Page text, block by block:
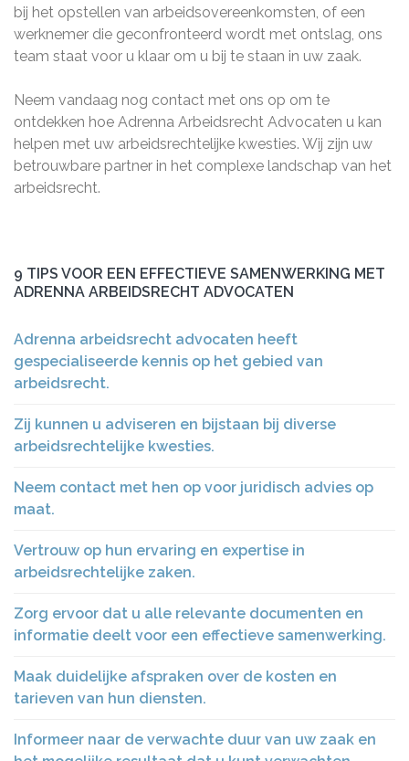
bij het opstellen van arbeidsovereenkomsten, of een
werknemer die geconfronteerd wordt met ontslag, ons
team staat voor u klaar om u bij te staan in uw zaak.
Neem vandaag nog contact met ons op om te
ontdekken hoe Adrenna Arbeidsrecht Advocaten u kan
helpen met uw arbeidsrechtelijke kwesties. Wij zijn uw
betrouwbare partner in het complexe landschap van het
arbeidsrecht.
9 TIPS VOOR EEN EFFECTIEVE SAMENWERKING MET
ADRENNA ARBEIDSRECHT ADVOCATEN
Adrenna arbeidsrecht advocaten heeft
gespecialiseerde kennis op het gebied van
arbeidsrecht.
Zij kunnen u adviseren en bijstaan bij diverse
arbeidsrechtelijke kwesties.
Neem contact met hen op voor juridisch advies op
maat.
Vertrouw op hun ervaring en expertise in
arbeidsrechtelijke zaken.
Zorg ervoor dat u alle relevante documenten en
informatie deelt voor een effectieve samenwerking.
Maak duidelijke afspraken over de kosten en
tarieven van hun diensten.
Informeer naar de verwachte duur van uw zaak en